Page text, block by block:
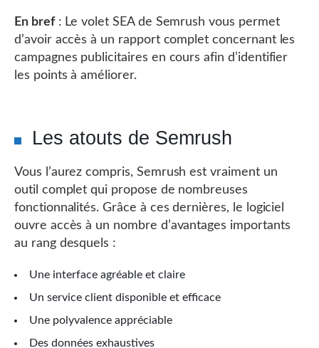
En bref: Le volet SEA de Semrush vous permet
d’avoir accès à un rapport complet concernant les
campagnes publicitaires en cours afin d’identifier
les points à améliorer.
Les atouts de Semrush
Vous l’aurez compris, Semrush est vraiment un
outil complet qui propose de nombreuses
fonctionnalités. Grâce à ces dernières, le logiciel
ouvre accès à un nombre d’avantages importants
au rang desquels :
Une interface agréable et claire
Un service client disponible et efficace
Une polyvalence appréciable
Des données exhaustives